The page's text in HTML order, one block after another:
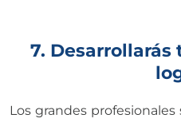
7.
Los grandes